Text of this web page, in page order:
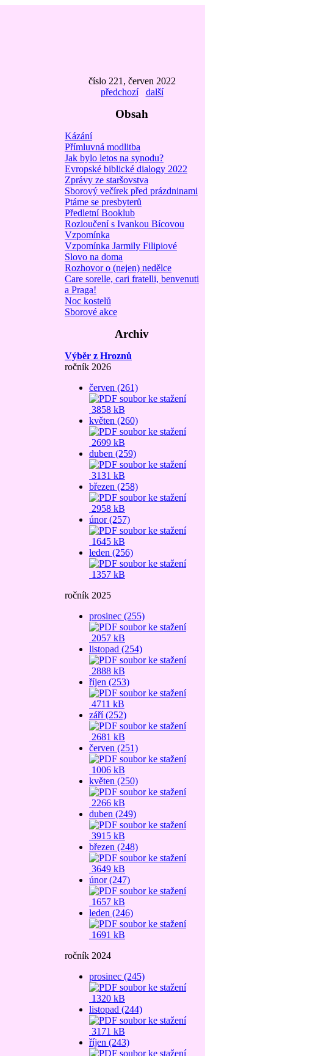
číslo 221, červen 2022
předchozí
další
Obsah
Kázání
Přímluvná modlitba
Jak bylo letos na synodu?
Evropské biblické dialogy 2022
Zprávy ze staršovstva
Sborový večírek před prázdninami
Ptáme se presbyterů
Předletní Booklub
Rozloučení s Ivankou Bícovou
Vzpomínka
Vzpomínka Jarmily Filipiové
Slovo na doma
Rozhovor o (nejen) nedělce
Care sorelle, cari fratelli, benvenuti
a Praga!
Noc kostelů
Sborové akce
Archiv
Výběr z Hroznů
ročník 2026
červen (261)
3858 kB
květen (260)
2699 kB
duben (259)
3131 kB
březen (258)
2958 kB
únor (257)
1645 kB
leden (256)
1357 kB
ročník 2025
prosinec (255)
2057 kB
listopad (254)
2888 kB
říjen (253)
4711 kB
září (252)
2681 kB
červen (251)
1006 kB
květen (250)
2266 kB
duben (249)
3915 kB
březen (248)
3649 kB
únor (247)
1657 kB
leden (246)
1691 kB
ročník 2024
prosinec (245)
1320 kB
listopad (244)
3171 kB
říjen (243)